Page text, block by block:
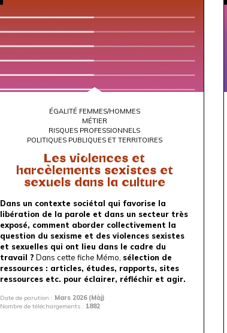
ÉGALITÉ FEMMES/HOMMES
MÉTIER
RISQUES PROFESSIONNELS
POLITIQUES PUBLIQUES ET TERRITOIRES
Les violences et
harcèlements sexistes et
sexuels dans la culture
Dans un contexte sociétal qui favorise la
libération de la parole et dans un secteur très
exposé, comment aborder collectivement la
question du sexisme et des violences sexistes
et sexuelles qui ont lieu dans le cadre du
travail ? Dans cette fiche Mémo, sélection de
ressources : articles, études, rapports, sites
ressources etc. pour éclairer, réfléchir et agir.
Date de parution : Mars 2026 (Màj)
Nombre de téléchargements : 1882